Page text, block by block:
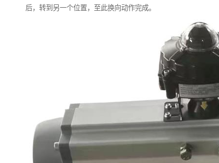
后，转到另一个位置，至此换向动作完成。